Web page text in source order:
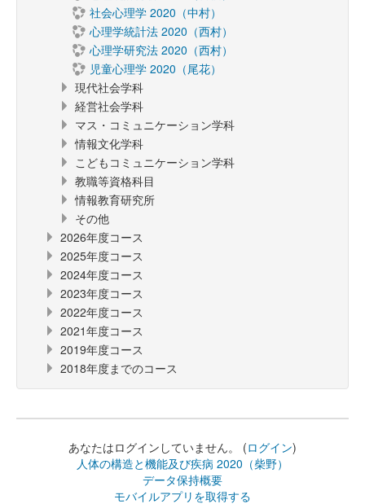
社会心理学 2020（中村）
心理学統計法 2020（西村）
心理学研究法 2020（西村）
児童心理学 2020（尾花）
現代社会学科
経営社会学科
マス・コミュニケーション学科
情報文化学科
こどもコミュニケーション学科
教職等資格科目
情報教育研究所
その他
2026年度コース
2025年度コース
2024年度コース
2023年度コース
2022年度コース
2021年度コース
2019年度コース
2018年度までのコース
あなたはログインしていません。 (ログイン)
人体の構造と機能及び疾病 2020（柴野）
データ保持概要
モバイルアプリを取得する